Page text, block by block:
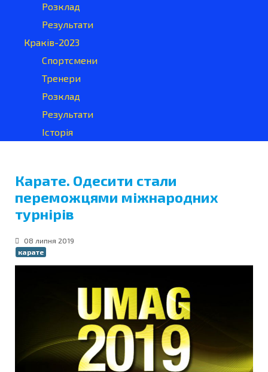
Розклад
Результати
Краків-2023
Спортсмени
Тренери
Розклад
Результати
Історія
Карате. Одесити стали
переможцями міжнародних
турнірів
08 липня 2019
карате